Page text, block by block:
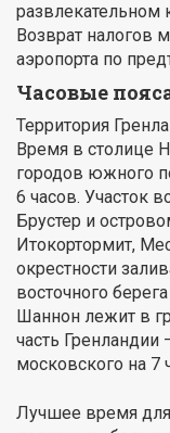
развлекательном
Возврат налогов
аэропорта по
Часовые
Территория
Время в столице
городов южного
6 часов. Участок
Брустер и
Итокортормит,
окрестности
восточного
Шаннон лежит в
часть Гренландии
московского на 7
Лучшее время